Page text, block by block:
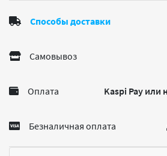
Способы доставки
Самовывоз
Оплата Kaspi Pay или
Безналичная оплата